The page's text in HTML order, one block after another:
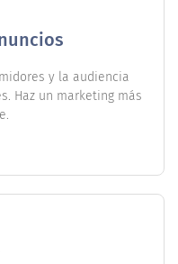
y la audiencia
Haz un marketing más